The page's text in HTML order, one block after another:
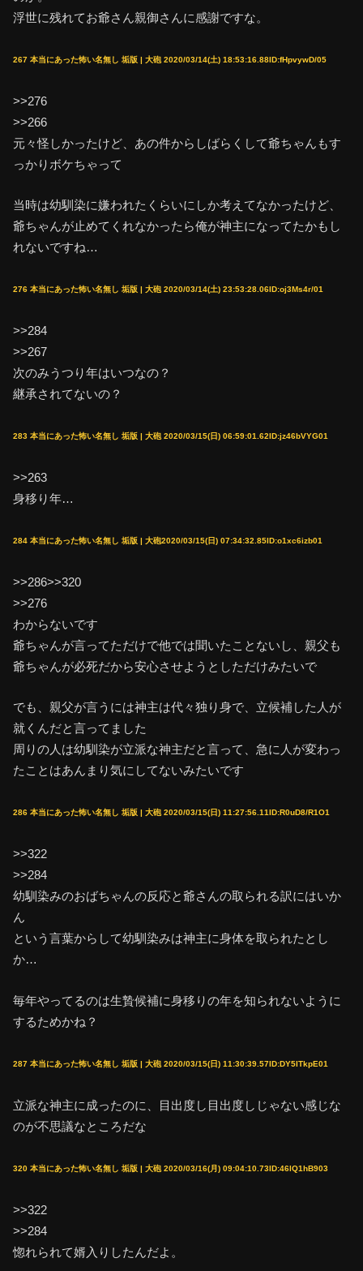
浮世に残れてお爺さん親御さんに感謝ですな。
267 本当にあった怖い名無し 垢版 | 大砲 2020/03/14(土) 18:53:16.88ID:fHpvywD/05
>>276
>>266
元々怪しかったけど、あの件からしばらくして爺ちゃんもす
っかりボケちゃって
当時は幼馴染に嫌われたくらいにしか考えてなかったけど、
爺ちゃんが止めてくれなかったら俺が神主になってたかもし
れないですね…
276 本当にあった怖い名無し 垢版 | 大砲 2020/03/14(土) 23:53:28.06ID:oj3Ms4r/01
>>284
>>267
次のみうつり年はいつなの？
継承されてないの？
283 本当にあった怖い名無し 垢版 | 大砲 2020/03/15(日) 06:59:01.62ID:jz46bVYG01
>>263
身移り年…
284 本当にあった怖い名無し 垢版 | 大砲2020/03/15(日) 07:34:32.85ID:o1xc6izb01
>>286>>320
>>276
わからないです
爺ちゃんが言ってただけで他では聞いたことないし、親父も
爺ちゃんが必死だから安心させようとしただけみたいで
でも、親父が言うには神主は代々独り身で、立候補した人が
就くんだと言ってました
周りの人は幼馴染が立派な神主だと言って、急に人が変わっ
たことはあんまり気にしてないみたいです
286 本当にあった怖い名無し 垢版 | 大砲 2020/03/15(日) 11:27:56.11ID:R0uD8/R1O1
>>322
>>284
幼馴染みのおばちゃんの反応と爺さんの取られる訳にはいか
ん
という言葉からして幼馴染みは神主に身体を取られたとし
か…
毎年やってるのは生贄候補に身移りの年を知られないように
するためかね？
287 本当にあった怖い名無し 垢版 | 大砲 2020/03/15(日) 11:30:39.57ID:DY5ITkpE01
立派な神主に成ったのに、目出度し目出度しじゃない感じな
のが不思議なところだな
320 本当にあった怖い名無し 垢版 | 大砲 2020/03/16(月) 09:04:10.73ID:46lQ1hB903
>>322
>>284
惚れられて婿入りしたんだよ。